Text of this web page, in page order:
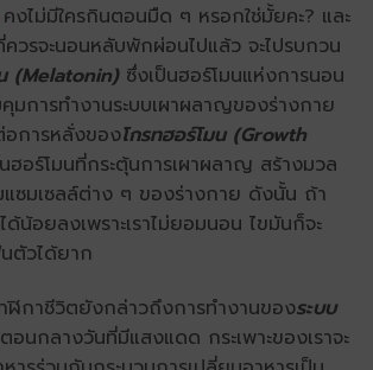
คงไม่มีใครกินตอนมืด ๆ หรอกใช่มั้ยคะ? และ
ควรจะนอนหลับพักผ่อนไปแล้ว จะไปรบกวน
(Melatonin)ซึ่งเป็นฮอร์โมนแห่งการนอน
มการทำงานระบบเผาผลาญของร่างกาย
อการหลั่งของโกรทฮอร์โมน (Growth
ฮอร์โมนที่กระตุ้นการเผาผลาญ สร้างมวล
แซมเซลล์ต่าง ๆ ของร่างกาย ดังนั้น ถ้า
น้อยลงเพราะเราไม่ยอมนอน ไขมันก็จะ
ตัวได้ยาก
ฬิกาชีวิตยังกล่าวถึงการทำงานของระบบ
นกลางวันที่มีแสงแดด กระเพาะของเราจะ